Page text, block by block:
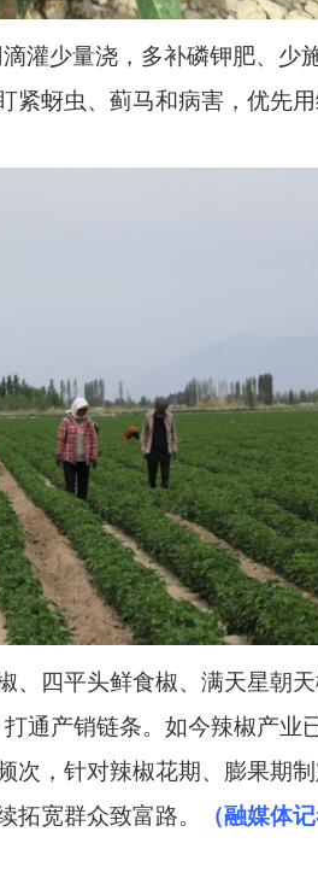
灌少量浇，多补磷钾肥、少
蚜虫、蓟马和病害，优先
、四平头鲜食椒、满天星朝
通产销链条。如今辣椒产业
，针对辣椒花期、膨果期
宽群众致富路。
（融媒体